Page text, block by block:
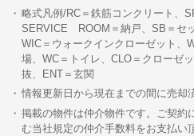
略式凡例/RC＝鉄筋コンクリート、
SERVICE ROOM＝納戸、SB＝セ
WIC＝ウォークインクローゼット、
場、WC＝トイレ、CLO＝クローゼ
抜、ENT＝玄関
情報更新日から現在までの間に売却
掲載の物件は仲介物件です。ご契約
む当社規定の仲介手数料をお支払い